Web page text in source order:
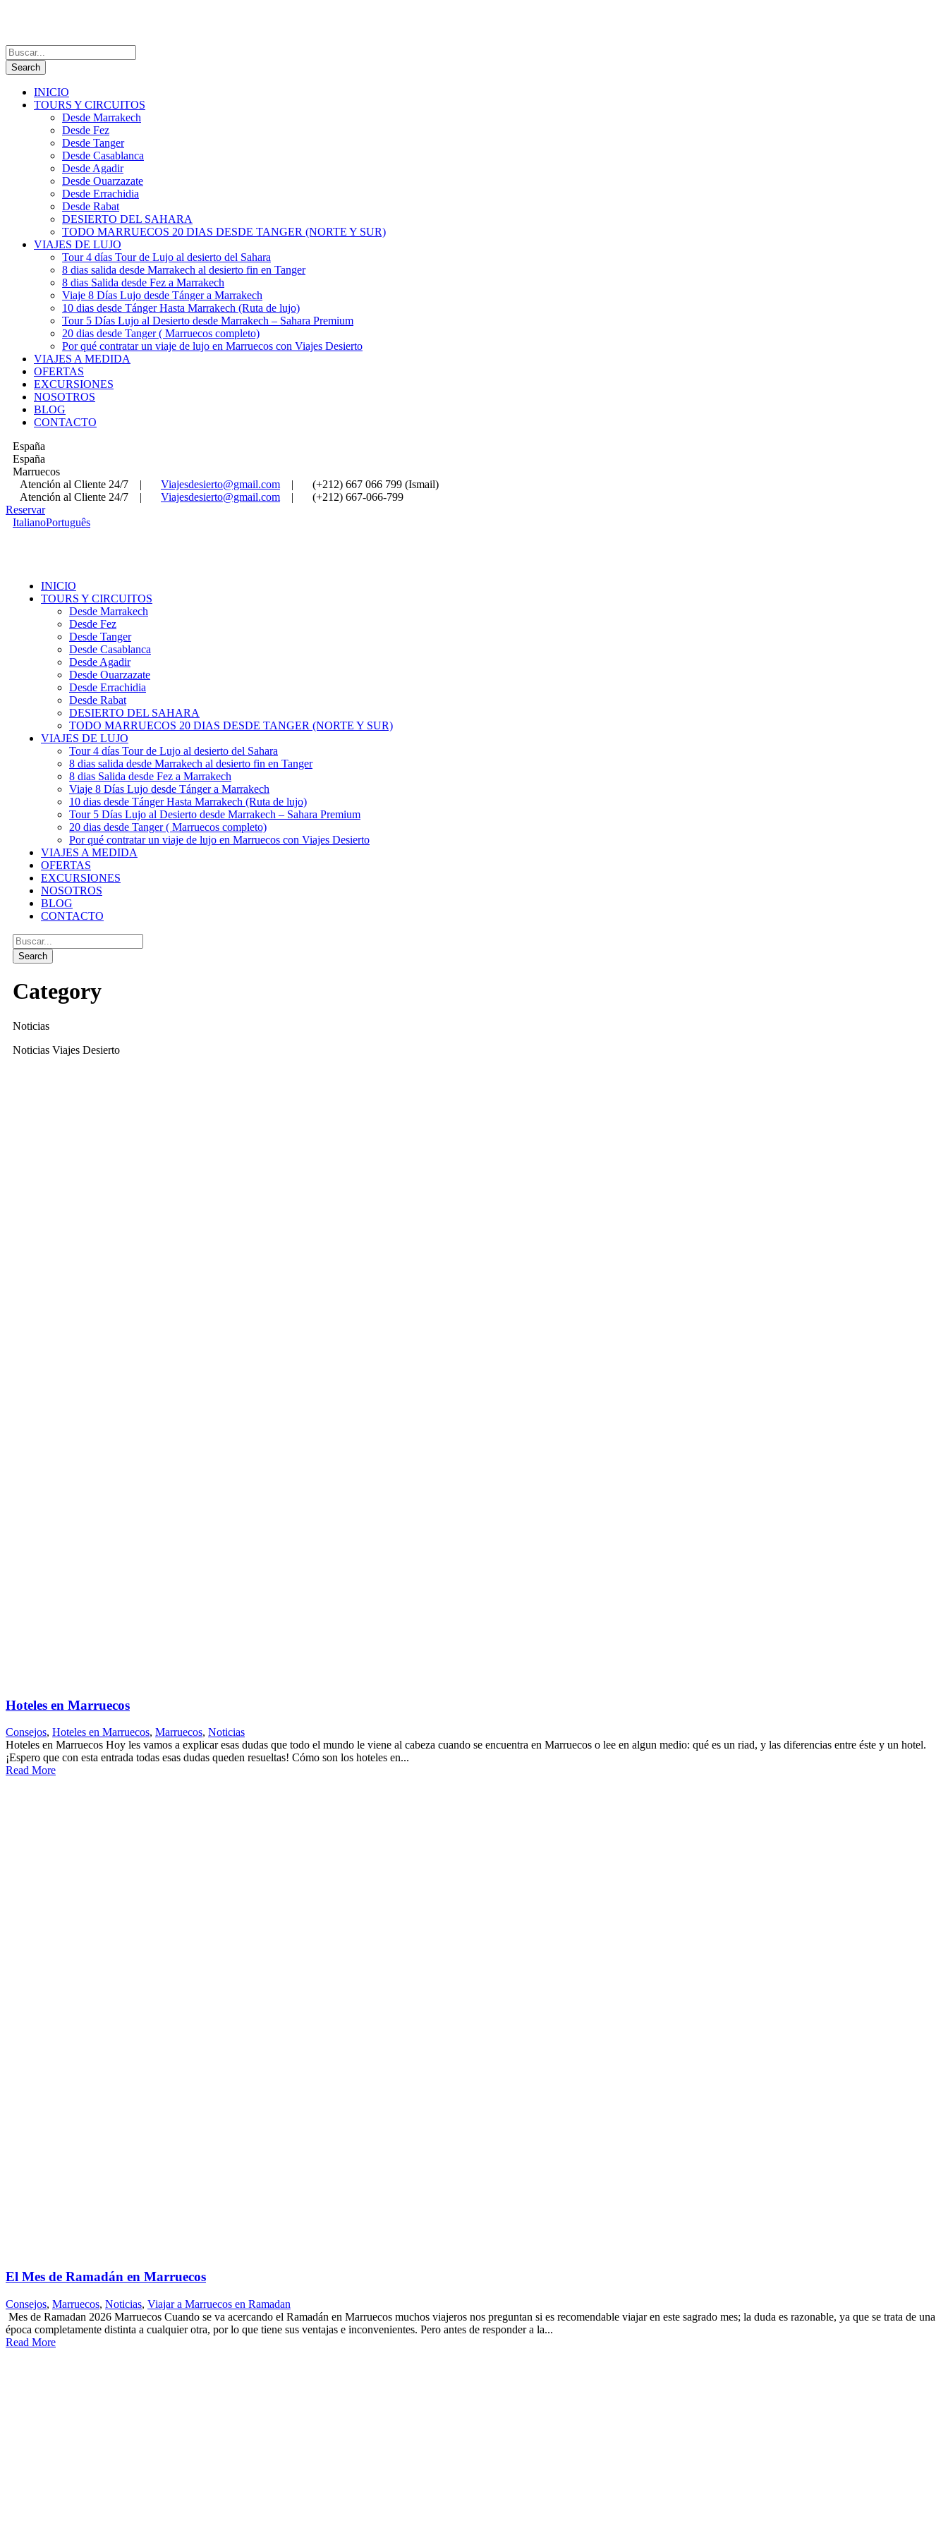
INICIO
TOURS Y CIRCUITOS
Desde Marrakech
Desde Fez
Desde Tanger
Desde Casablanca
Desde Agadir
Desde Ouarzazate
Desde Errachidia
Desde Rabat
DESIERTO DEL SAHARA
TODO MARRUECOS 20 DIAS DESDE TANGER (NORTE Y SUR)
VIAJES DE LUJO
Tour 4 días Tour de Lujo al desierto del Sahara
8 dias salida desde Marrakech al desierto fin en Tanger
8 dias Salida desde Fez a Marrakech
Viaje 8 Días Lujo desde Tánger a Marrakech
10 dias desde Tánger Hasta Marrakech (Ruta de lujo)
Tour 5 Días Lujo al Desierto desde Marrakech – Sahara Premium
20 dias desde Tanger ( Marruecos completo)
Por qué contratar un viaje de lujo en Marruecos con Viajes Desierto
VIAJES A MEDIDA
OFERTAS
EXCURSIONES
NOSOTROS
BLOG
CONTACTO
España
España
Marruecos
Atención al Cliente 24/7
| Viajesdesierto@gmail.com |
(+212) 667 066 799 (Ismail)
Atención al Cliente 24/7
| Viajesdesierto@gmail.com |
(+212) 667-066-799
Reservar
ItalianoPortuguês
INICIO
TOURS Y CIRCUITOS
Desde Marrakech
Desde Fez
Desde Tanger
Desde Casablanca
Desde Agadir
Desde Ouarzazate
Desde Errachidia
Desde Rabat
DESIERTO DEL SAHARA
TODO MARRUECOS 20 DIAS DESDE TANGER (NORTE Y SUR)
VIAJES DE LUJO
Tour 4 días Tour de Lujo al desierto del Sahara
8 dias salida desde Marrakech al desierto fin en Tanger
8 dias Salida desde Fez a Marrakech
Viaje 8 Días Lujo desde Tánger a Marrakech
10 dias desde Tánger Hasta Marrakech (Ruta de lujo)
Tour 5 Días Lujo al Desierto desde Marrakech – Sahara Premium
20 dias desde Tanger ( Marruecos completo)
Por qué contratar un viaje de lujo en Marruecos con Viajes Desierto
VIAJES A MEDIDA
OFERTAS
EXCURSIONES
NOSOTROS
BLOG
CONTACTO
Category
Noticias
Noticias Viajes Desierto
Hoteles en Marruecos
Consejos, Hoteles en Marruecos, Marruecos, Noticias
Hoteles en Marruecos Hoy les vamos a explicar esas dudas que todo el mundo le viene al cabeza cuando se encuentra en Marruecos o lee en algun medio: qué es un riad, y las diferencias entre éste y un hotel.
¡Espero que con esta entrada todas esas dudas queden resueltas! Cómo son los hoteles en...
Read More
El Mes de Ramadán en Marruecos
Consejos, Marruecos, Noticias, Viajar a Marruecos en Ramadan
Mes de Ramadan 2026 Marruecos Cuando se va acercando el Ramadán en Marruecos muchos viajeros nos preguntan si es recomendable viajar en este sagrado mes; la duda es razonable, ya que se trata de una
época completamente distinta a cualquier otra, por lo que tiene sus ventajas e inconvenientes. Pero antes de responder a la...
Read More